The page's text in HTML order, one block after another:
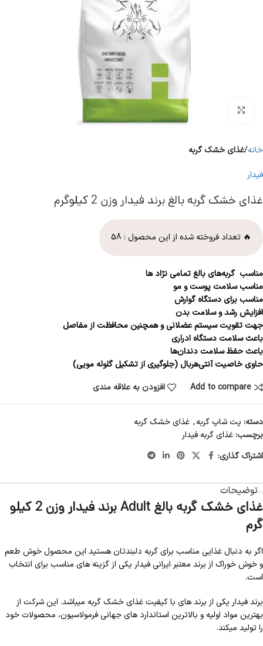
برای بزرگنمایی کلیک کنید
خانه غذای خشک گربه
فیدار
غذای خشک گربه بالغ برند فیدار وزن 2 کیلوگرم
🔥 تعداد فروخته شده از این محصول : 58
مناسب گربه‌های بالغ تمامی نژاد ها
مناسب سلامت پوست و مو
مناسب برای دستگاه گوارش
افزایش رشد و سلامت بدن
جهت تقویت سیستم عضلانی و همچنین محافظت از مفاصل
باعث سلامت دستگاه ادراری
باعث حفظ سلامت دندان‌ها
حاوی خاصیت آنتی‌هربال (جلوگیری از تشکیل گلوله مویی)
Add to compare
افزودن به علاقه مندی
دسته: پت شاپ گربه, غذای خشک گربه
برچسب:غذای گربه فیدار
اشتراک گذاری:
توضیحات
غذای خشک گربه بالغ Adult برند فیدار وزن 2 کیلو
گرم
اگر به دنبال غذایی مناسب برای گربه دلبندتان هستید این محصول خوش طعم
و خوش خوراک از برند معتبر ایرانی فیدار یکی از گزینه های مناسب برای انتخاب
است.
برند فیدار یکی از برند های با کیفیت غذای خشک گربه میباشد. این شرکت از
بهترین مواد اولیه و بالاترین استاندارد های جهانی فرمولاسیون، محصولات خود
را تولید میکند.